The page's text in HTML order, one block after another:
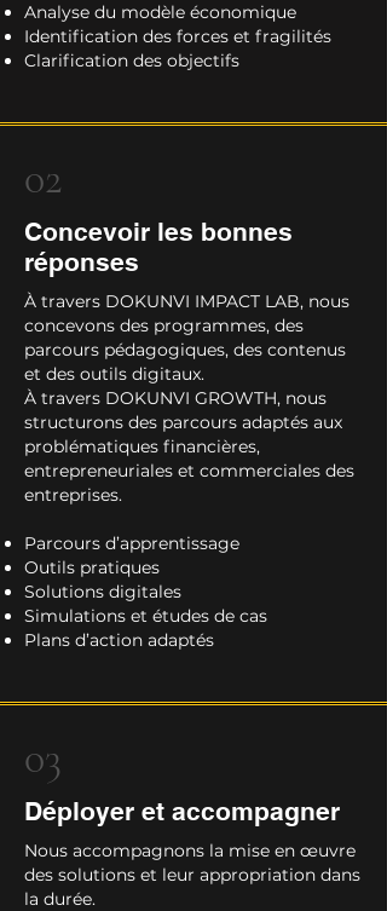
Analyse du modèle économique
Identification des forces et fragilités
Clarification des objectifs
02
Concevoir les bonnes
réponses
À travers DOKUNVI IMPACT LAB, nous
concevons des programmes, des
parcours pédagogiques, des contenus
et des outils digitaux.
À travers DOKUNVI GROWTH, nous
structurons des parcours adaptés aux
problématiques financières,
entrepreneuriales et commerciales des
entreprises.
Parcours d’apprentissage
Outils pratiques
Solutions digitales
Simulations et études de cas
Plans d’action adaptés
03
Déployer et accompagner
Nous accompagnons la mise en œuvre
des solutions et leur appropriation dans
la durée.